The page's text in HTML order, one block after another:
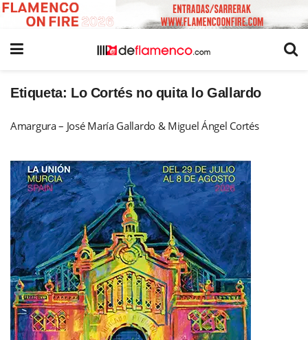
Etiqueta: Lo Cortés no quita lo Gallardo
Amargura – José María Gallardo & Miguel Ángel Cortés